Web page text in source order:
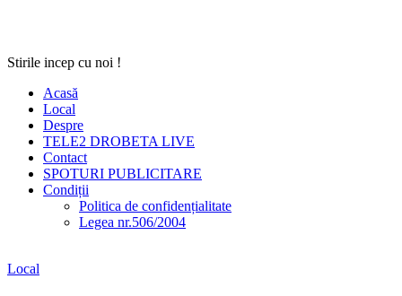
Stirile incep cu noi !
Acasă
Local
Despre
TELE2 DROBETA LIVE
Contact
SPOTURI PUBLICITARE
Condiții
Politica de confidențialitate
Legea nr.506/2004
Local